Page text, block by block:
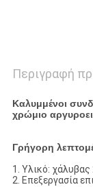
Περιγραφή
Καλυμμένοι
χρώμιο
Γρήγορη
1. Υλικό: χάλυβας
2. Επεξεργασία